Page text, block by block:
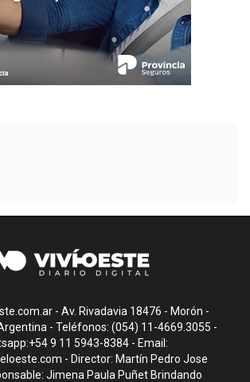
- Av. Rivadavia 18476 - Morón -
- Teléfonos: (054) 11-4669.3055 -
9 11 5943-8384 - Email:
- Director: Martín Pedro Jose
Jimena Paula Puñet Brindando